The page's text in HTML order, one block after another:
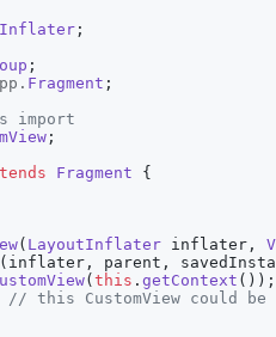
;
;
. Fragment ;
import
;
Fragment
{
( LayoutInflater inflater ,
( inflater , parent ,
( this . getContext ( ) ) ;
// this CustomView could